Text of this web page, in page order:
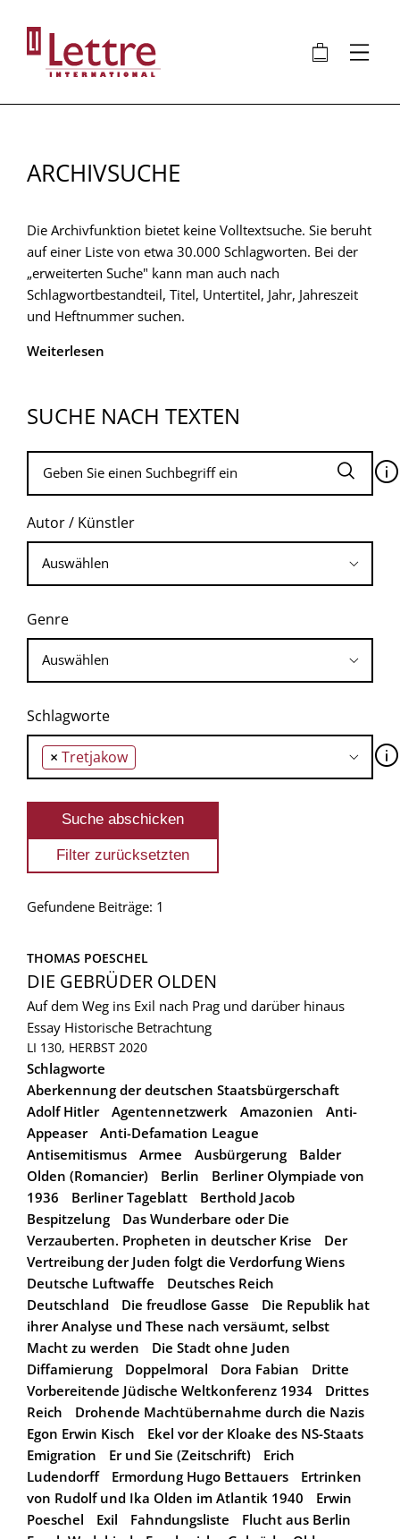
Inhalt
🛍 ⋮
ARCHIVSUCHE
Die Archivfunktion bietet keine Volltextsuche. Sie beruht
auf einer Liste von etwa 30.000 Schlagworten. Bei der
„erweiterten Suche" kann man auch nach
Schlagwortbestandteil, Titel, Untertitel, Jahr, Jahreszeit
und Heftnummer suchen.
Weiterlesen
SUCHE NACH TEXTEN
🛈
Autor / Künstler
Genre
Schlagworte
× Tretjakow 🛈
Gefundene Beiträge: 1
THOMAS POESCHEL
DIE GEBRÜDER OLDEN
Auf dem Weg ins Exil nach Prag und darüber hinaus
Essay Historische Betrachtung
LI 130, HERBST 2020
Schlagworte
Aberkennung der deutschen Staatsbürgerschaft
Adolf Hitler
Agentennetzwerk Amazonien
Anti-
Appeaser
Anti-Defamation League
Antisemitismus
Armee Ausbürgerung
Balder
Olden (Romancier)
Berlin
Berliner Olympiade von
1936
Berliner Tageblatt
Berthold Jacob
Bespitzelung
Das Wunderbare oder Die
Verzauberten. Propheten in deutscher Krise
Der
Vertreibung der Juden folgt die Verdorfung Wiens
Deutsche Luftwaffe
Deutsches Reich
Deutschland
Die freudlose Gasse
Die Republik hat
ihrer Analyse und These nach versäumt, selbst
Macht zu werden
Die Stadt ohne Juden
Diffamierung
Doppelmoral Dora Fabian
Dritte
Vorbereitende Jüdische Weltkonferenz 1934
Drittes
Reich
Drohende Machtübernahme durch die Nazis
Egon Erwin Kisch
Ekel vor der Kloake des NS-Staats
Emigration
Er und Sie (Zeitschrift)
Erich
Ludendorff
Ermordung Hugo Bettauers
Ertrinken
von Rudolf und Ika Olden im Atlantik 1940
Erwin
Poeschel
Exil Fahndungsliste
Flucht aus Berlin